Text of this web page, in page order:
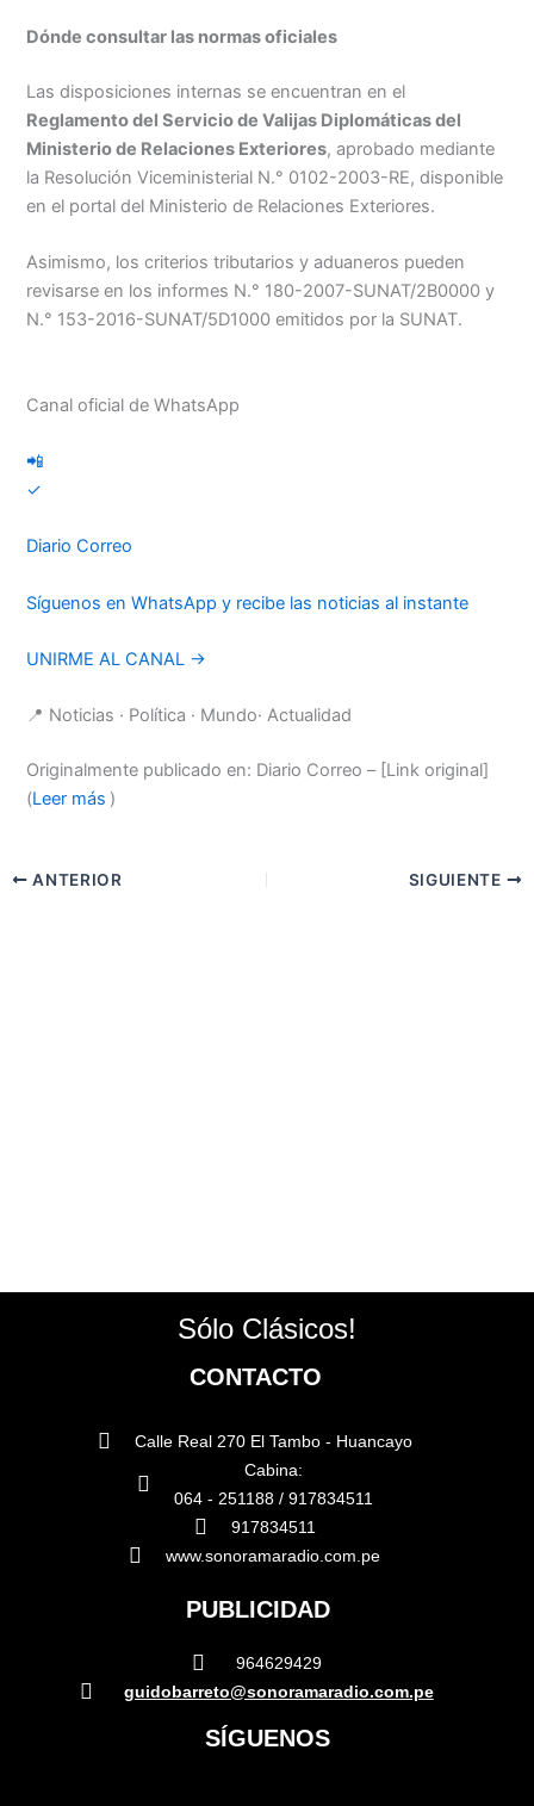
Dónde consultar las normas oficiales
Las disposiciones internas se encuentran en el
Reglamento del Servicio de Valijas Diplomáticas del
Ministerio de Relaciones Exteriores, aprobado mediante
la Resolución Viceministerial N.° 0102-2003-RE, disponible
en el portal del Ministerio de Relaciones Exteriores.
Asimismo, los criterios tributarios y aduaneros pueden
revisarse en los informes N.° 180-2007-SUNAT/2B0000 y
N.° 153-2016-SUNAT/5D1000 emitidos por la SUNAT.
Canal oficial de WhatsApp
📲
✓
Diario Correo
Síguenos en WhatsApp y recibe las noticias al instante
UNIRME AL CANAL →
📍 Noticias · Política · Mundo· Actualidad
Originalmente publicado en: Diario Correo – [Link original]
(Leer más )
ANTERIOR SIGUIENTE
Sólo Clásicos!
CONTACTO
Calle Real 270 El Tambo - Huancayo
Cabina:
064 - 251188 / 917834511
917834511
www.sonoramaradio.com.pe
PUBLICIDAD
964629429
guidobarreto@sonoramaradio.com.pe
SÍGUENOS